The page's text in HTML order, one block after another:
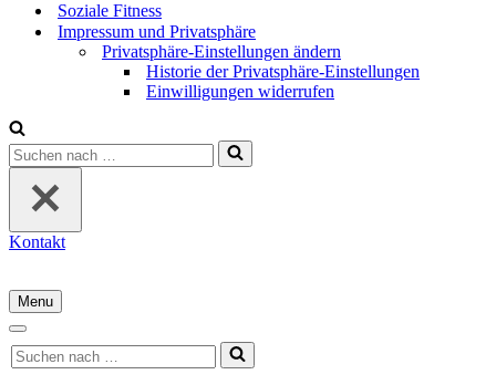
Soziale Fitness
Impressum und Privatsphäre
Privatsphäre-Einstellungen ändern
Historie der Privatsphäre-Einstellungen
Einwilligungen widerrufen
Suchen
nach …
Kontakt
Menu
Navigationsmenü
Navigationsmenü
Suchen
nach …